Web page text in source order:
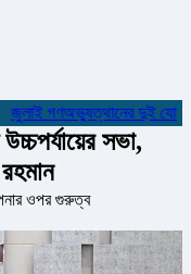
জুলাই গণঅভ্যুত্থানের দুই
সভা,
ওপর গুরুত্ব